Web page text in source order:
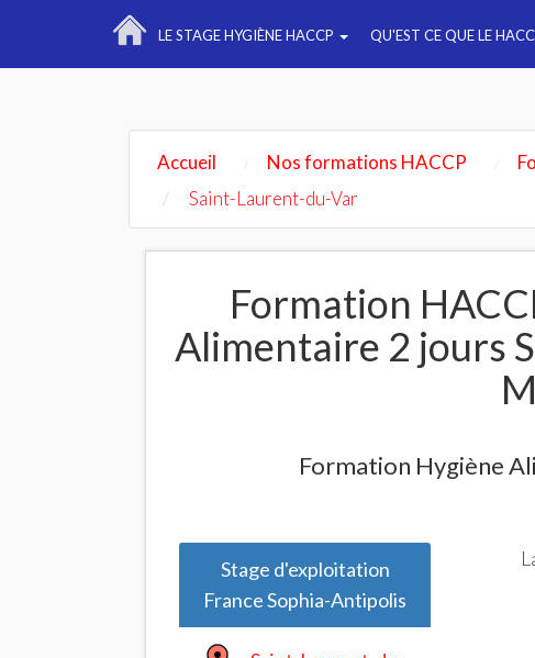
LE STAGE HYGIÈNE HACCP QU'EST CE QUE LE
Accueil Nos formations HACCP
Saint-Laurent-du-Var
Formation
Alimentaire 2 jours
Formation Hygiène
Stage d'exploitation
France Sophia-Antipolis